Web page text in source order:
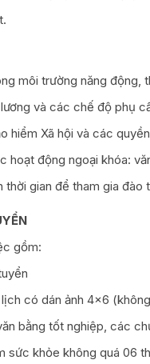
môi trường năng động,
và các chế độ phụ
hiểm Xã hội và các
hoạt động ngoại khóa:
gian để tham gia đào
gồm:
có dán ảnh 4×6
bằng tốt nghiệp, các
sức khỏe không quá 06